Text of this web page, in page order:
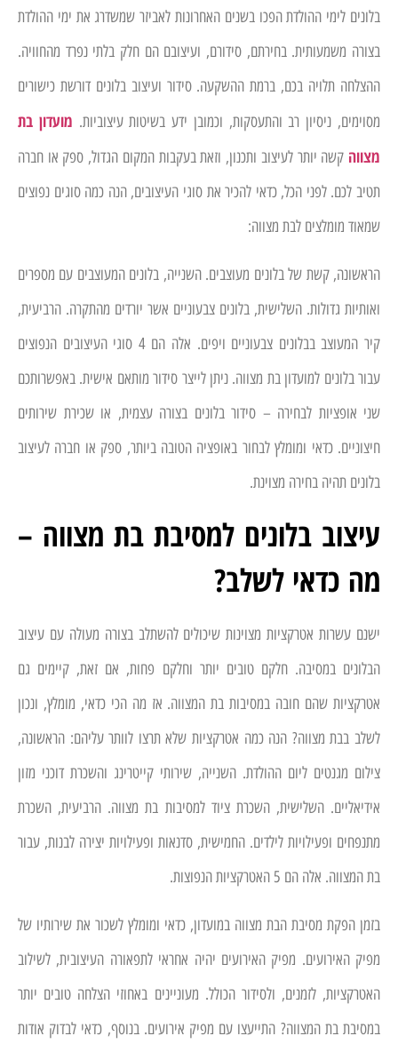
בלונים לימי ההולדת הפכו בשנים האחרונות לאביזר שמשדרג את ימי ההולדת
בצורה משמעותית. בחירתם, סידורם, ועיצובם הם חלק בלתי נפרד מהחוויה.
ההצלחה תלויה בכם, ברמת ההשקעה. סידור ועיצוב בלונים דורשת כישורים
מסוימים, ניסיון רב והתעסקות, וכמובן ידע בשיטות עיצוביות. מועדון בת
מצווה קשה יותר לעיצוב ותכנון, וזאת בעקבות המקום הגדול, ספק או חברה
תטיב לכם. לפני הכל, כדאי להכיר את סוגי העיצובים, הנה כמה סוגים נפוצים
שמאוד מומלצים לבת מצווה:
הראשונה, קשת של בלונים מעוצבים. השנייה, בלונים המעוצבים עם מספרים
ואותיות גדולות. השלישית, בלונים צבעוניים אשר יורדים מהתקרה. הרביעית,
קיר המעוצב בבלונים צבעוניים ויפים. אלה הם 4 סוגי העיצובים הנפוצים
עבור בלונים למועדון בת מצווה. ניתן לייצר סידור מותאם אישית. באפשרותכם
שני אופציות לבחירה – סידור בלונים בצורה עצמית, או שכירת שירותים
חיצוניים. כדאי ומומלץ לבחור באופציה הטובה ביותר, ספק או חברה לעיצוב
בלונים תהיה בחירה מצוינת.
עיצוב בלונים למסיבת בת מצווה –
מה כדאי לשלב?
ישנם עשרות אטרקציות מצוינות שיכולים להשתלב בצורה מעולה עם עיצוב
הבלונים במסיבה. חלקם טובים יותר וחלקם פחות, אם זאת, קיימים גם
אטרקציות שהם חובה במסיבות בת המצווה. אז מה הכי כדאי, מומלץ, ונכון
לשלב בבת מצווה? הנה כמה אטרקציות שלא תרצו לוותר עליהם: הראשונה,
צילום מגנטים ליום ההולדת. השנייה, שירותי קייטרינג והשכרת דוכני מזון
אידיאליים. השלישית, השכרת ציוד למסיבות בת מצווה. הרביעית, השכרת
מתנפחים ופעילויות לילדים. החמישית, סדנאות ופעילויות יצירה לבנות, עבור
בת המצווה. אלה הם 5 האטרקציות הנפוצות.
בזמן הפקת מסיבת הבת מצווה במועדון, כדאי ומומלץ לשכור את שירותיו של
מפיק האירועים. מפיק האירועים יהיה אחראי לתפאורה העיצובית, לשילוב
האטרקציות, לזמנים, ולסידור הכולל. מעוניינים באחוזי הצלחה טובים יותר
במסיבת בת המצווה? התייעצו עם מפיק אירועים. בנוסף, כדאי לבדוק אודות